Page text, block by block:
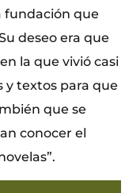
fundación que
deseo era que
la que vivió casi
y textos para que
que se
conocer el